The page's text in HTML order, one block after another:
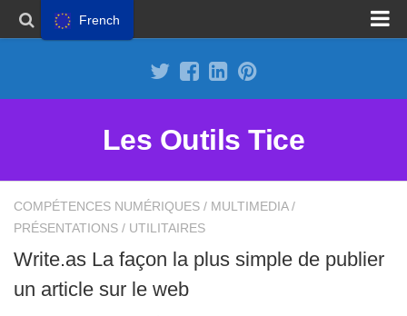
Les Outils Tice
COMPÉTENCES NUMÉRIQUES / MULTIMEDIA /
PRÉSENTATIONS / UTILITAIRES
Write.as La façon la plus simple de publier
un article sur le web
French